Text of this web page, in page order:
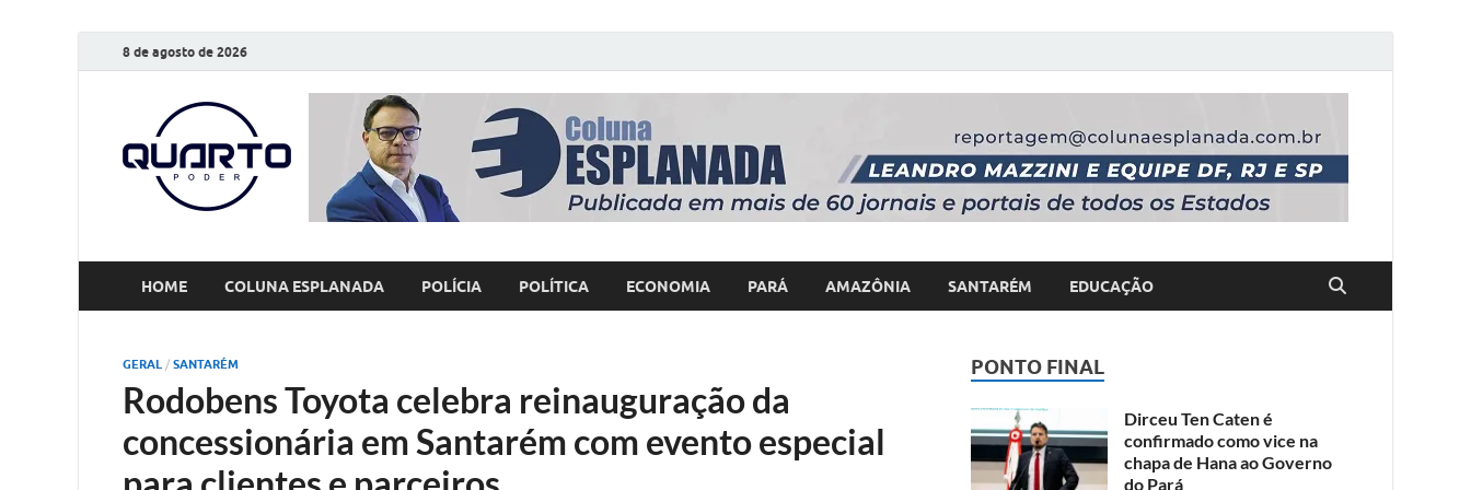
8 de agosto de 2026
O Quarto Poder
Notícias todos os dias
HOME COLUNA ESPLANADA POLÍCIA POLÍTICA ECONOMIA PARÁ AMAZÔNIA SANTARÉM EDUCAÇÃO
GERAL / SANTARÉM
Rodobens Toyota celebra reinauguração da
concessionária em Santarém com evento especial
PONTO FINAL
Dirceu Ten Caten é
confirmado como vice na
chapa de Hana ao Governo
do Pará